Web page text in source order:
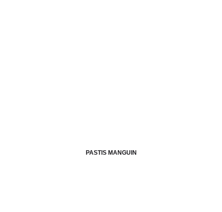
PASTIS MANGUIN